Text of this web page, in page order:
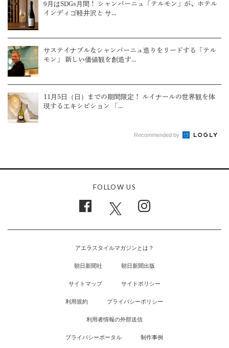
9月はSDGs月間！ シャンパーニュ「テルモン」が、ホテル
インディゴ軽井沢と サ...
サステイナブルなシャンパーニュ造りをリードする「テル
モン」 新しい価値観を創造す...
11月5日（日）までの期間限定！ ルイナールの世界観を体
現するエキシビション 「...
Recommended by
FOLLOW US
アエラスタイルマガジンとは？
朝日新聞社 朝日新聞出版
サイトマップ サイトポリシー
利用規約 プライバシーポリシー
利用者情報の外部送信
プライバシーポータル 制作事例